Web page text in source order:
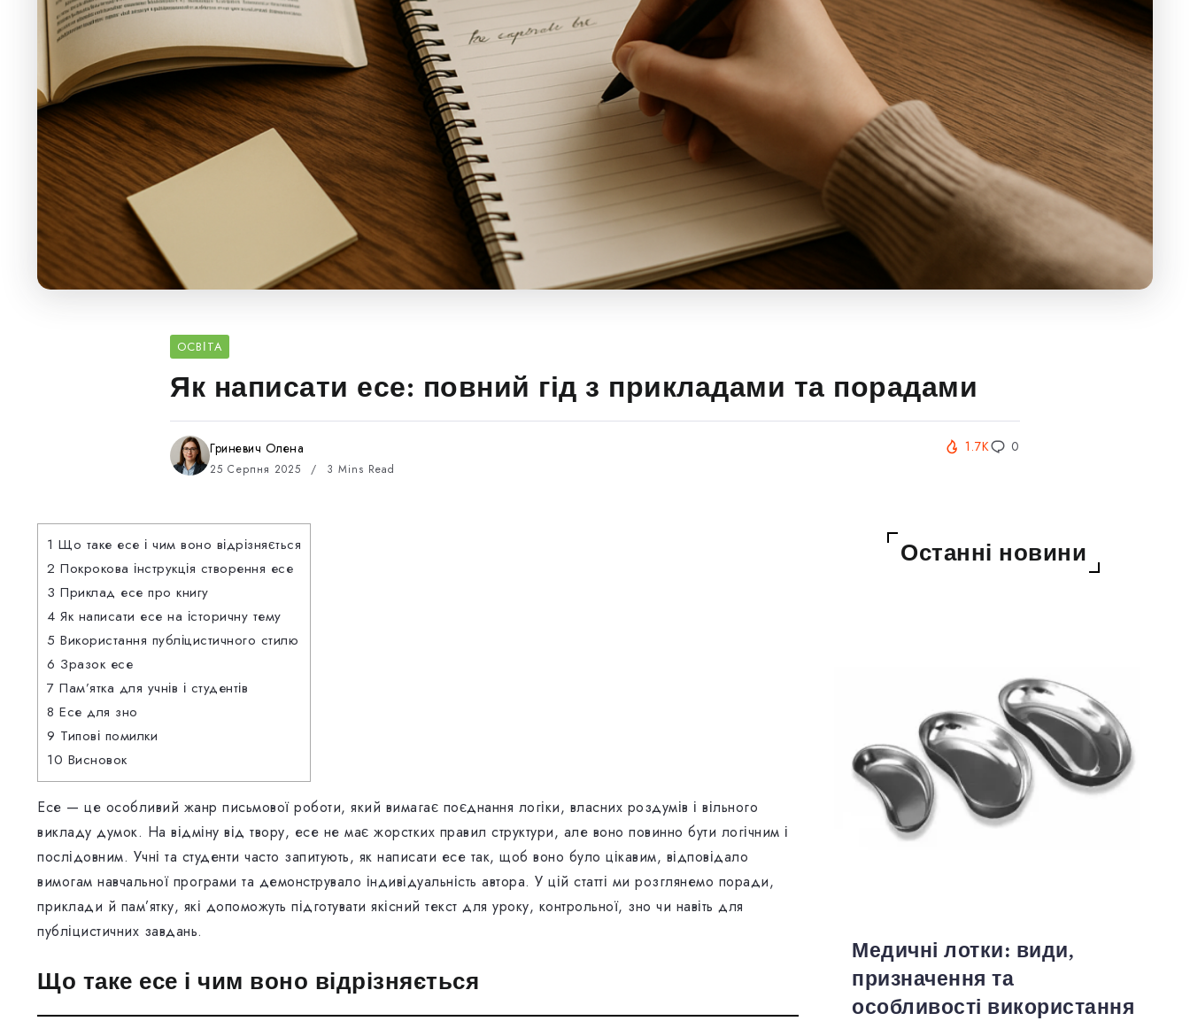
ОСВІТА
Як написати есе: повний гід з прикладами та порадами
Гриневич Олена
25 Серпня 2025 3 Mins Read
1.7K 0
1 Що таке есе і чим воно відрізняється
2 Покрокова інструкція створення есе
3 Приклад есе про книгу
4 Як написати есе на історичну тему
5 Використання публіцистичного стилю
6 Зразок есе
7 Пам’ятка для учнів і студентів
8 Есе для зно
9 Типові помилки
10 Висновок
Есе — це особливий жанр письмової роботи, який вимагає поєднання логіки, власних роздумів і вільного
викладу думок. На відміну від твору, есе не має жорстких правил структури, але воно повинно бути логічним і
послідовним. Учні та студенти часто запитують, як написати есе так, щоб воно було цікавим, відповідало
вимогам навчальної програми та демонструвало індивідуальність автора. У цій статті ми розглянемо поради,
приклади й пам’ятку, які допоможуть підготувати якісний текст для уроку, контрольної, зно чи навіть для
публіцистичних завдань.
Що таке есе і чим воно відрізняється
Останні новини
Медичні лотки: види,
призначення та
особливості використання